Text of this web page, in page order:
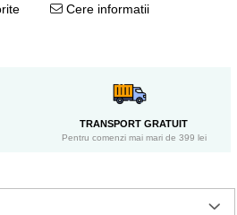
Cere informatii
TRANSPORT GRATUIT
Pentru comenzi mai mari de 399 lei